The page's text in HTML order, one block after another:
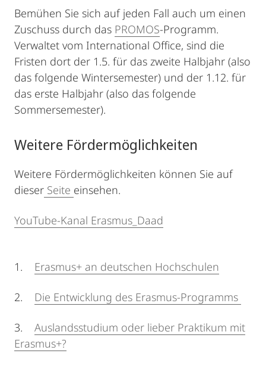
Bemühen Sie sich auf jeden Fall auch um einen
Zuschuss durch das PROMOS-Programm.
Verwaltet vom International Office, sind die
Fristen dort der 1.5. für das zweite Halbjahr (also
das folgende Wintersemester) und der 1.12. für
das erste Halbjahr (also das folgende
Sommersemester).
Weitere Fördermöglichkeiten
Weitere Fördermöglichkeiten können Sie auf
dieser Seite einsehen.
YouTube-Kanal Erasmus_Daad
1. Erasmus+ an deutschen Hochschulen
2. Die Entwicklung des Erasmus-Programms
3. Auslandsstudium oder lieber Praktikum mit
Erasmus+?